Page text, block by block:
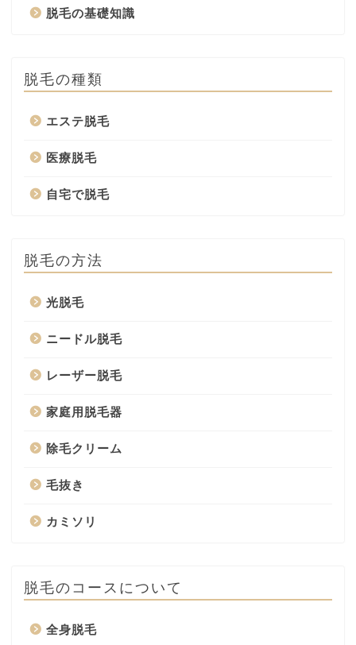
脱毛の基礎知識
脱毛の種類
エステ脱毛
医療脱毛
自宅で脱毛
脱毛の方法
光脱毛
ニードル脱毛
レーザー脱毛
家庭用脱毛器
除毛クリーム
毛抜き
カミソリ
脱毛のコースについて
全身脱毛